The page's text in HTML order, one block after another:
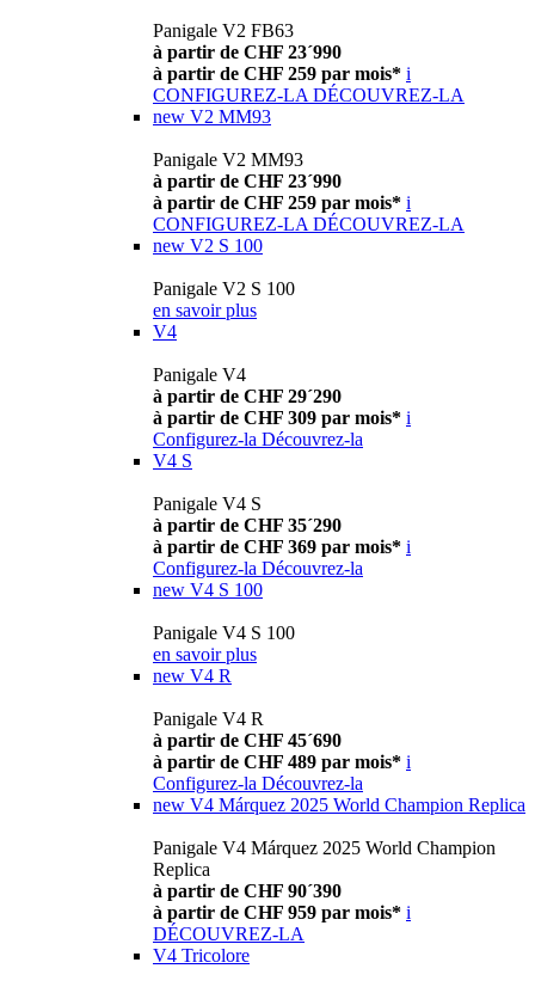
Panigale V2 FB63
à partir de CHF 23´990
à partir de CHF 259 par mois* i
CONFIGUREZ-LA DÉCOUVREZ-LA
new V2 MM93
Panigale V2 MM93
à partir de CHF 23´990
à partir de CHF 259 par mois* i
CONFIGUREZ-LA DÉCOUVREZ-LA
new V2 S 100
Panigale V2 S 100
en savoir plus
V4
Panigale V4
à partir de CHF 29´290
à partir de CHF 309 par mois* i
Configurez-la Découvrez-la
V4 S
Panigale V4 S
à partir de CHF 35´290
à partir de CHF 369 par mois* i
Configurez-la Découvrez-la
new V4 S 100
Panigale V4 S 100
en savoir plus
new V4 R
Panigale V4 R
à partir de CHF 45´690
à partir de CHF 489 par mois* i
Configurez-la Découvrez-la
new V4 Márquez 2025 World Champion Replica
Panigale V4 Márquez 2025 World Champion
Replica
à partir de CHF 90´390
à partir de CHF 959 par mois* i
DÉCOUVREZ-LA
V4 Tricolore